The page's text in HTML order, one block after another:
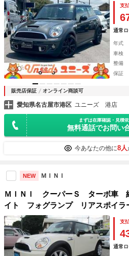
支
通常
年式
車検
整備
保証
販売店保証 オンライン商談可
愛知県名古屋市港区 ユニーズ 港店
まずは在庫確認・見積
無料通話でお問い
今あなたの他に8人
NEW ＭＩＮＩ
ＭＩＮＩ クーパーＳ ターボ車
イト フォグランプ リアスポイ
ーレス プッシュスタート ＥＴＣ
ルシフト 電動格納ミラー
支
通常